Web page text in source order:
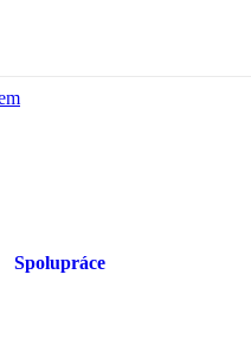
Spolupráce